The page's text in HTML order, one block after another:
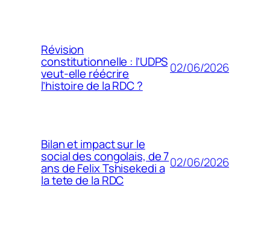
Révision
constitutionnelle : l’UDPS
veut-elle réécrire
l’histoire de la RDC ?
02/06/2026
Bilan et impact sur le
social des congolais, de 7
ans de Felix Tshisekedi a
la tete de la RDC
02/06/2026